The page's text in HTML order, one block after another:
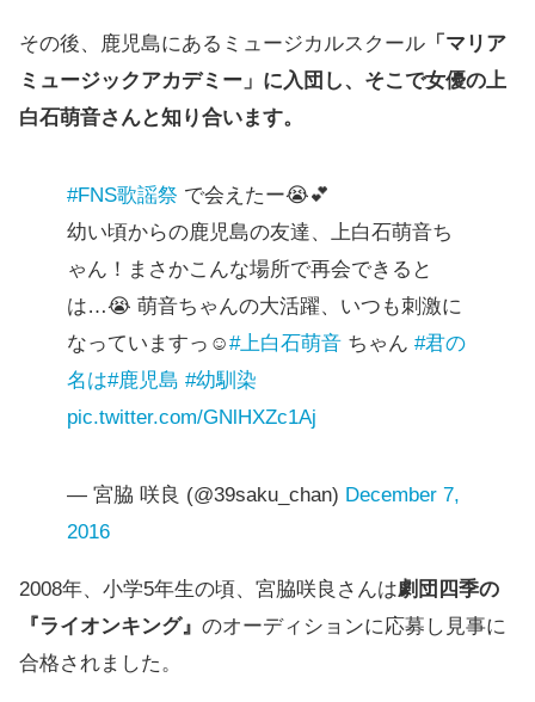
その後、鹿児島にあるミュージカルスクール 「マリア
ミュージックアカデミー」に入団し、そこで女優の上
白石萌音さんと知り合います。
#FNS歌謡祭 で会えたー😭💕
幼い頃からの鹿児島の友達、上白石萌音ち
ゃん！まさかこんな場所で再会できると
は…😭 萌音ちゃんの大活躍、いつも刺激に
なっていますっ☺️#上白石萌音 ちゃん #君の
名は#鹿児島 #幼馴染
pic.twitter.com/GNlHXZc1Aj
— 宮脇 咲良 (@39saku_chan) December 7,
2016
2008年、小学5年生の頃、宮脇咲良さんは劇団四季の
『ライオンキング』 のオーディションに応募し見事に
合格されました。